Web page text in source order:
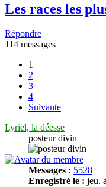
Les races les
Répondre
114 messages
1
2
3
4
Suivante
Lyriel, la déesse
posteur divin
Messages : 5528
Enregistré le : jeu.